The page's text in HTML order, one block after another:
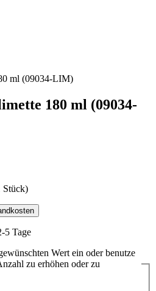
180 ml (09034-
Stück)
5 Tage
Wert ein oder benutze
zu erhöhen oder zu